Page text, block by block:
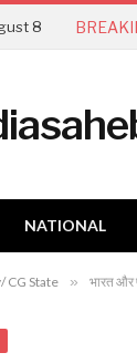
8
NATIONAL
CG State » भारत और